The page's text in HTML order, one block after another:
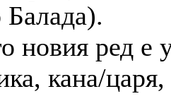
Балада).
новия ред е
кана/